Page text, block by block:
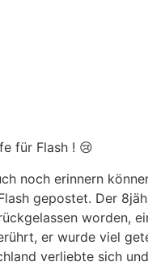
für Flash ! 😢
noch erinnern
gepostet. Der
worden,
er wurde viel
verliebte sich